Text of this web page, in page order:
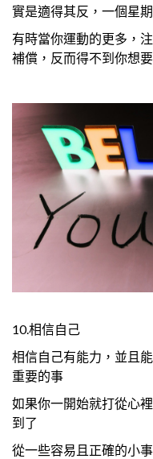
實是適得其反，一個星
有時當你運動的更多，
補償，反而得不到你想
10.相信自己
相信自己有能力，並且
重要的事
如果你一開始就打從心
到了
從一些容易且正確的小